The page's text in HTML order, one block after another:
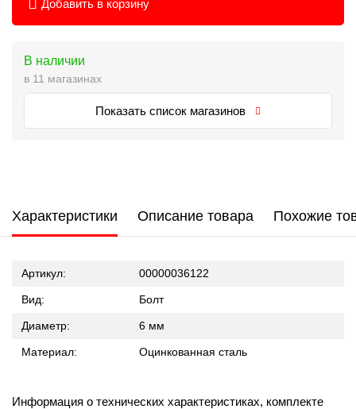
Добавить в корзину
В наличии
в 11 магазинах
Показать список магазинов
Характеристики Описание товара Похожие
Артикул: 00000036122
Вид: Болт
Диаметр: 6 мм
Материал: Оцинкованная сталь
Информация о технических характеристиках, комплекте